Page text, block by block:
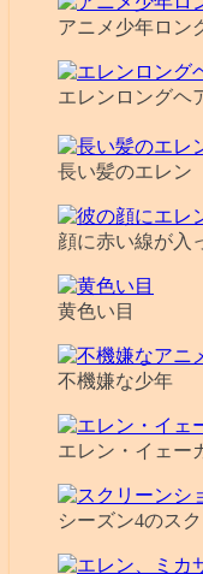
アニメ少年ロン
エレンロングヘ
長い髪のエレン
顔に赤い線が入
黄色い目
不機嫌な少年
エレン・イェー
シーズン4のス